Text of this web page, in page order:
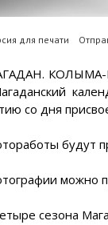
для печати
КОЛЫМА-
со дня
будут
можно
сезона